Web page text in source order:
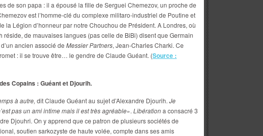
de son papa : il a épousé la fille de Serguei Chemezov, un proche de
est l’homme-clé du complexe militaro-industriel de Poutine et
la Légion d’honneur par notre Chouchou de Président. A Londres, où
réside, de mauvaises langues (pas celle de BiBi) disent que Germain
ancien associé de Messier Partners, Jean-Charles Charki. Ce
: il se trouve être… le gendre de Claude Guéant. (Source :
Copains : Guéant et Djourih.
à autre, dit Claude Guéant au sujet d’Alexandre Djourih. Je
pas un ami intime mais il est très agréable». Libérationa consacré 3
Djouhri. On y apprend que ce patron de plusieurs sociétés de
soutien sarkozyste de haute volée, compte dans ses amis